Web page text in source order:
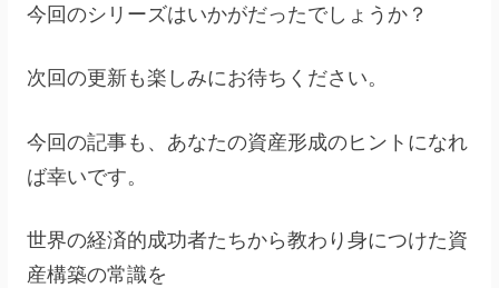
今回のシリーズはいかがだったでしょうか？
次回の更新も楽しみにお待ちください。
今回の記事も、あなたの資産形成のヒントになれ
ば幸いです。
世界の経済的成功者たちから教わり身につけた資
産構築の常識を